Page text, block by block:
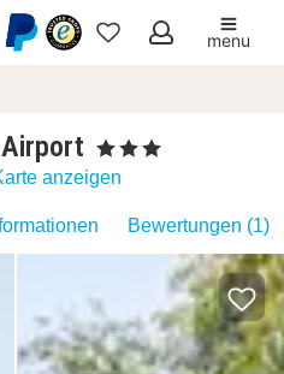
Meine
menu
, 3 Sterne
anzeigen
Bewertungen (1)